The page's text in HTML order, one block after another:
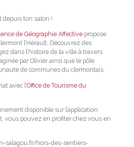
depuis ton salon !
de Géographie Affective propose
l’Hérault. Découvrez des
dans l’histoire de la ville à travers
par Olivier ainsi que le pôle
de communes du clermontais.
avec l’Office de Tourisme du
disponible sur l’application
vous pouvez en profiter chez vous en
salagou.fr/hors-des-sentiers-